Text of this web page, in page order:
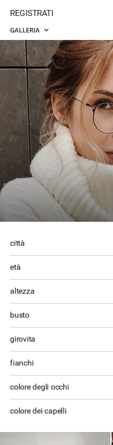
REGISTRATI
GALLERIA
città
età
altezza
busto
girovita
fianchi
colore degli occhi
colore dei capelli